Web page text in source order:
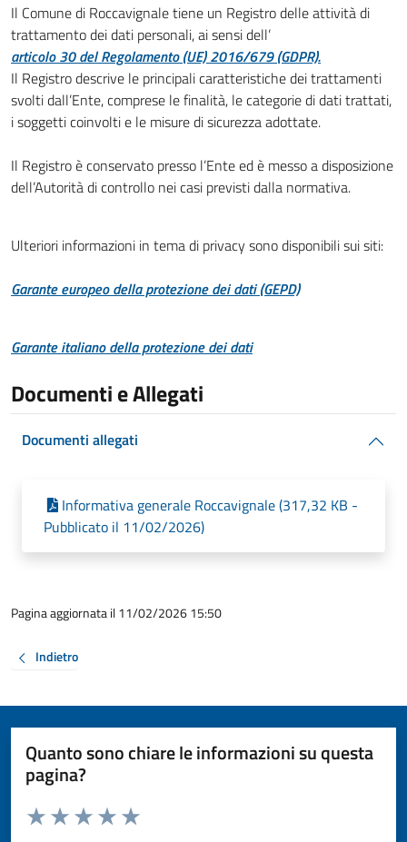
Il Comune di Roccavignale tiene un Registro delle attività di
trattamento dei dati personali, ai sensi dell’
articolo 30 del Regolamento (UE) 2016/679 (GDPR).
Il Registro descrive le principali caratteristiche dei trattamenti
svolti dall’Ente, comprese le finalità, le categorie di dati trattati,
i soggetti coinvolti e le misure di sicurezza adottate.
Il Registro è conservato presso l’Ente ed è messo a disposizione
dell’Autorità di controllo nei casi previsti dalla normativa.
Ulteriori informazioni in tema di privacy sono disponibili sui siti:
Garante europeo della protezione dei dati (GEPD)
Garante italiano della protezione dei dati
Documenti e Allegati
Documenti allegati
Informativa generale Roccavignale (317,32 KB -
Pubblicato il 11/02/2026)
Pagina aggiornata il 11/02/2026 15:50
Indietro
Quanto sono chiare le informazioni su questa
pagina?
Valuta da 1 a 5 stelle la pagina